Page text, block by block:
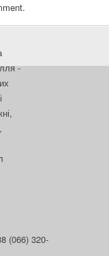
-
(066) 320-